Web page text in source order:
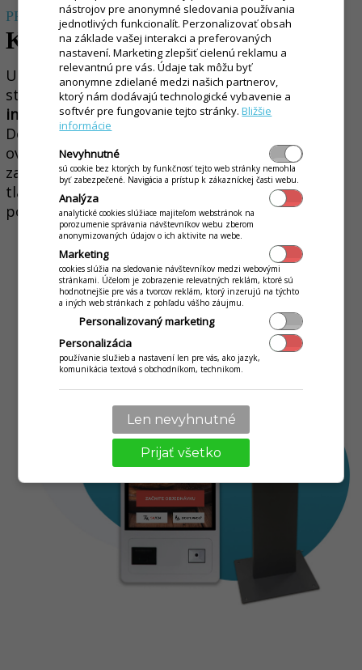
PRISP ÔSOBÍ SA PRIESTORU
Kiosk DSOK 07
Univerzálny kiosk, ktorý sa vďaka inštalácii na
stenu alebo na stojan dokonaleprispôsobí
individuálnym potrebám každého priestoru
Dotykový 21.5" displej zabezpečuje rýchle
ovládanie a skracuje čakacie doby. Súčasťou
zariadenia je integrovaný terminál a rýchla
tlačiareň na okamžité vydávanie účteniek a
potvrdení.
nástrojov pre anonymné sledovania používania
jednotlivých funkcionalít. Perzonalizovať obsah
na základe vašej interakci a preferovaných
nastavení. Marketing zlepšiť cielenú reklamu a
relevantnú pre vás. Údaje tak môžu byť
anonymne zdielané medzi našich partnerov,
ktorý nám dodávajú technologické vybavenie a
softvér pre fungovanie tejto stránky.Bližšie
informácie
Nevyhnutné
sú cookie bez ktorých by funkčnosť tejto web stránky nemohla
byť zabezpečené. Navigácia a prístup k zákazníckej časti webu.
Analýza
analytické cookies slúžiace majiteľom webstránok na
porozumenie správania návštevníkov webu zberom
anonymizovaných údajov o ich aktivite na webe.
Marketing
cookies slúžia na sledovanie návštevníkov medzi webovými
stránkami. Účelom je zobrazenie relevatných reklám, ktoré sú
hodnotnejšie pre vás a tvorcov reklám, ktorý inzerujú na týchto
a iných web stránkach z pohľadu vášho záujmu.
Personalizovaný marketing
Personalizácia
používanie služieb a nastavení len pre vás, ako jazyk,
komunikácia textová s obchodníkom, technikom.
Len nevyhnutné
Prijať všetko